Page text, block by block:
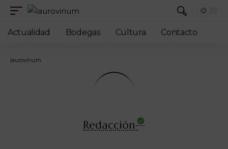
Actualidad Bodegas Cultura Contacto
laurovinum
Redacción